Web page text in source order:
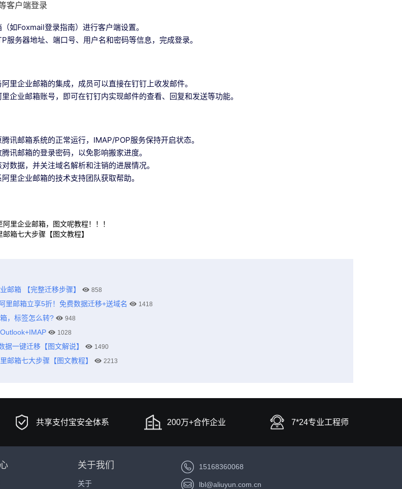
客户端登录
如Foxmail登录指南）进行客户端设置。
服务器地址、端口号、用户名和密码等信息，完成登录。
里企业邮箱的集成，成员可以直接在钉钉上收发邮件。
企业邮箱账号，即可在钉钉内实现邮件的查看、回复和发送等功能。
讯邮箱系统的正常运行，IMAP/POP服务保持开启状态。
讯邮箱的登录密码，以免影响搬家进度。
数据，并关注域名解析和注销的进展情况。
里企业邮箱的技术支持团队获取帮助。
里企业邮箱，图文呢教程！！！
箱七大步骤【图文教程】
邮箱 【完整迁移步骤】 858
里邮箱立享5折！免费数据迁移+送域名 1418
，标签怎么转? 948
1028
据一键迁移【图文解说】 1490
邮箱七大步骤【图文教程】 2213
共享支付宝安全体系 200万+合作企业 7*24专业工程师
关于我们
关于
15168360068
lbl@aliuyun.com.cn